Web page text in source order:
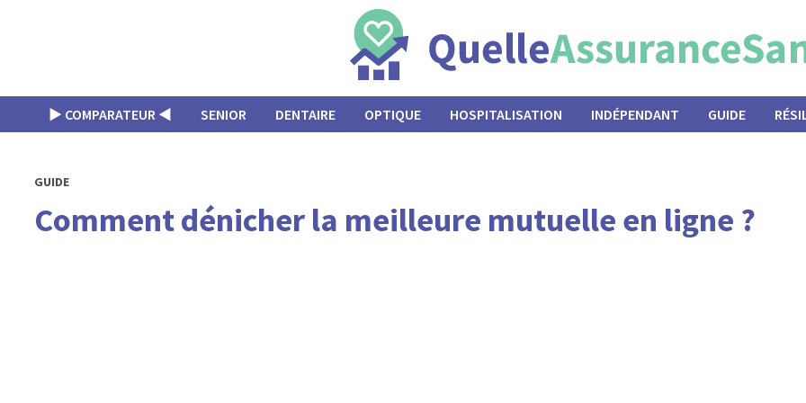
▶︎ COMPARATEUR ◀︎ SENIOR DENTAIRE OPTIQUE HOSPITALISATION INDÉPENDANT GUIDE
GUIDE
Comment dénicher la meilleure mutuelle en ligne ?